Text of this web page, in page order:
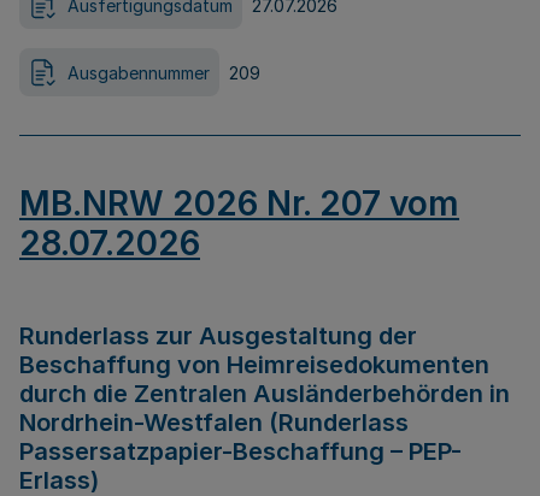
Ausfertigungsdatum 27.07.2026
Ausgabennummer 209
MB.NRW 2026 Nr. 207 vom
28.07.2026
Runderlass zur Ausgestaltung der
Beschaffung von Heimreisedokumenten
durch die Zentralen Ausländerbehörden in
Nordrhein-Westfalen (Runderlass
Passersatzpapier-Beschaffung – PEP-
Erlass)